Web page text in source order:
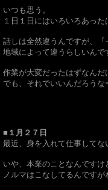
いつも思う。
１日１日にはいろいろあっ
話しは全然違うんですが、『
地域によって違うらしいんで
作業が大変だったはずなん
でも、それでいいんだろうな
■１月２７日
最近、身を入れて仕事してな
いや、本業のことなんですけ
ノルマはこなしてるんですが